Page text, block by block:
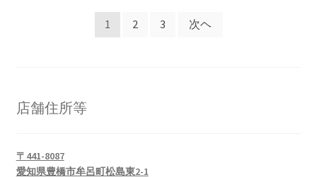
ペ
ジ
1 2 3 次ヘ
店舗住所等
〒441-8087
愛知県豊橋市牟呂町松島東2-1